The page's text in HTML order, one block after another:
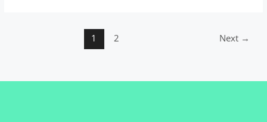
1 2 Next →